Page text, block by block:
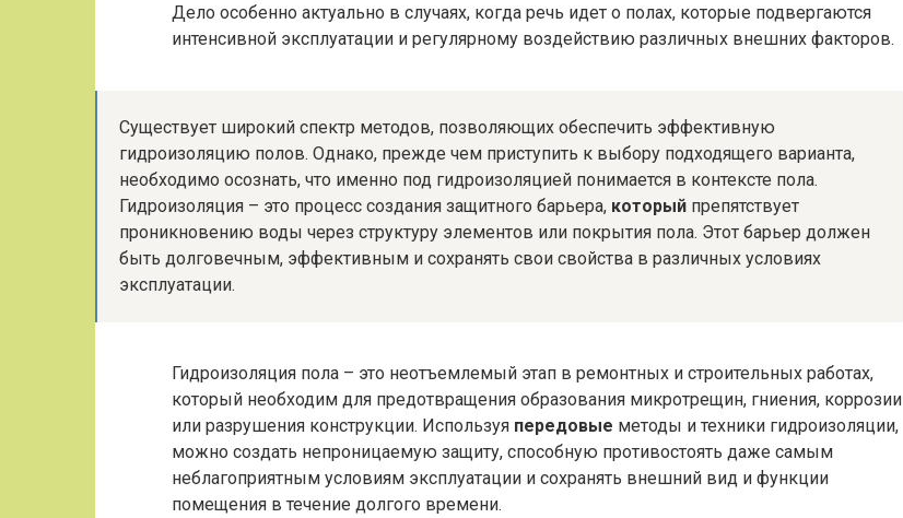
Дело особенно актуально в случаях, когда речь идет о полах, которые подвергаются
интенсивной эксплуатации и регулярному воздействию различных внешних факторов.
Существует широкий спектр методов, позволяющих обеспечить эффективную
гидроизоляцию полов. Однако, прежде чем приступить к выбору подходящего варианта,
необходимо осознать, что именно под гидроизоляцией понимается в контексте пола.
Гидроизоляция – это процесс создания защитного барьера, который препятствует
проникновению воды через структуру элементов или покрытия пола. Этот барьер должен
быть долговечным, эффективным и сохранять свои свойства в различных условиях
эксплуатации.
Гидроизоляция пола – это неотъемлемый этап в ремонтных и строительных работах,
который необходим для предотвращения образования микротрещин, гниения, коррозии
или разрушения конструкции. Используя передовые методы и техники гидроизоляции,
можно создать непроницаемую защиту, способную противостоять даже самым
неблагоприятным условиям эксплуатации и сохранять внешний вид и функции
помещения в течение долгого времени.